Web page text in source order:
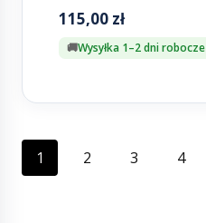
115,00 zł
Wysyłka 1–2 dni robocze
1 2 3 4